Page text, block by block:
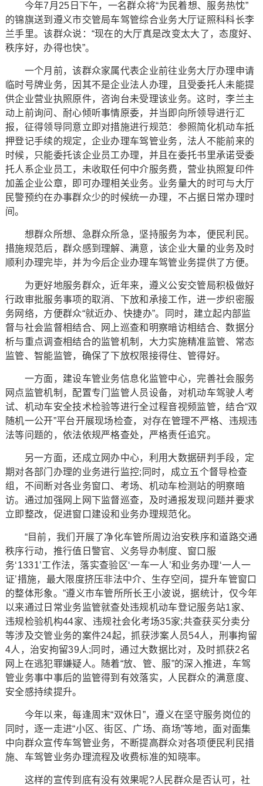
今年7月25日下午，一名群众将“为民着想、服务热忱”
的锦旗送到遵义市交管局车驾管综合业务大厅证照科科长李
兰手里。该群众说：“现在的大厅真是改变太大了，态度好、
秩序好，办得也快”。
一个月前，该群众家属代表企业前往业务大厅办理申请
临时号牌业务，因其不是企业法人办理，且受委托人未能提
供企业营业执照原件，咨询台未受理该业务。这时，李兰主
动上前询问、耐心倾听事情原委，并当即向所领导进行汇
报，征得领导同意立即对措施进行规范：参照简化机动车抵
押登记手续的规定，企业办理车驾管业务，法人不能前来的
时候，只能委托该企业员工办理，并且在委托书里承诺受委
托人系企业员工，未收取任何中介服务费，营业执照复印件
加盖企业公章，即可办理相关业务。业务量大的时可与大厅
民警预约在办事群众少的时候统一办理，不占据日常办理时
间。
想群众所想、急群众所急，坚持服务为本，便民利民。
措施规范后，群众感到理解、满意，该企业大量的业务及时
顺利办理完毕，并为今后企业办理车驾管业务提供了方便。
为更好地服务群众，近年来，遵义公安交管局积极做好
行政审批服务事项的取消、下放和承接工作，进一步织密服
务网络，方便群众“就近办、快捷办”。同时，建立起内部监
督与社会监督相结合、网上巡查和明察暗访相结合、数据分
析与重点调查相结合的监管机制，大力实施精准监管、常态
监管、智能监管，确保了下放权限接得住、管得好。
一方面，建设车管业务信息化监管中心，完善社会服务
网点监管机制，配置专门监管人员设备，对机动车驾驶人考
试、机动车安全技术检验等进行全过程音视频监管，结合“双
随机一公开”平台开展现场检查，对存在管理不严格、违规违
法等问题的，依法依规严格查处，严格责任追究。
另一方面，还成立网办中心，利用大数据研判手段，定
期对各部门办理的业务进行监控;同时，成立五个督导检查
组，不间断对各业务窗口、考场、机动车检测站的明察暗
访。通过加强网上网下监督巡查，及时通报发现问题并要求
立即整改，促进窗口建设和业务办理规范化。
“目前，我们开展了净化车管所周边治安秩序和道路交通
秩序行动，推行值日警官、义务导办制度、窗口服
务‘1331’工作法，落实查验区‘一车一人’和业务办理‘一人一
证’措施，最大限度挤压非法中介、生存空间，提升车管窗口
的整体形象。”遵义市车管所所长王小波说，据统计，仅今年
以来通过日常业务监管就查处违规机动车登记服务站1家、
违规检验机构44家、违规社会化考场35家;共查获买分卖分
等涉及交管业务的案件24起，抓获涉案人员54人，刑事拘留
4人，治安拘留39人;同时，通过大数据比对，及时抓获2名
网上在逃犯罪嫌疑人。随着“放、管、服”的深入推进，车驾
管业务事中事后的监管得到有效落实，人民群众的满意度、
安全感持续提升。
今年以来，每逢周末“双休日”，遵义在坚守服务岗位的
同时，逐一走进“小区、街区、广场、商场”等地，面对面集
中向群众宣传车驾管业务，不断提高群众对各项便民利民措
施、车驾管业务办理流程及收费标准的知晓率。
这样的宣传到底有没有效果呢?人民群众是否认可，社